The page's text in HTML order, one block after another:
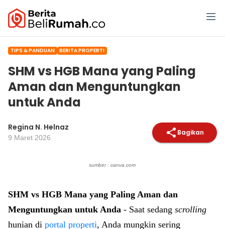
TIPS & PANDUAN BERITA PROPERTI
SHM vs HGB Mana yang Paling
Aman dan Menguntungkan
untuk Anda
Regina N. Helnaz
9 Maret 2026
Bagikan
sumber : canva.com
SHM vs HGB Mana yang Paling Aman dan
Menguntungkan untuk Anda - Saat sedang scrolling
hunian di portal properti, Anda mungkin sering